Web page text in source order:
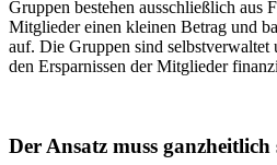
Gruppen bestehen ausschließlich aus
Mitglieder einen kleinen Betrag und
auf. Die Gruppen sind selbstverwaltet
den Ersparnissen der Mitglieder
Der Ansatz muss ganzheitlich